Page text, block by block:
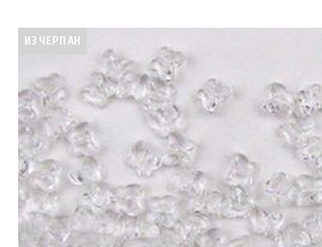
ИЗЧЕРПАН